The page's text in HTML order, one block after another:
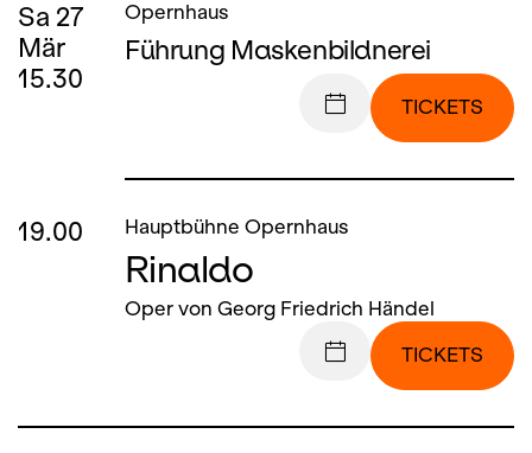
Sa 27
Mär
15.30
Opernhaus
Führung Maskenbildnerei
TICKETS
19.00 Hauptbühne Opernhaus
Rinaldo
Oper von Georg Friedrich Händel
TICKETS